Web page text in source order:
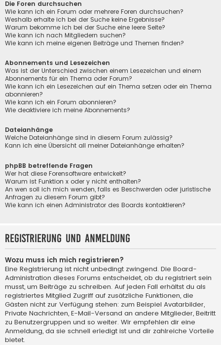
Die Foren durchsuchen
Wie kann ich ein Forum oder mehrere Foren durchsuchen?
Weshalb erhalte ich bei der Suche keine Ergebnisse?
Warum bekomme ich bei der Suche eine leere Seite?
Wie kann ich nach Mitgliedern suchen?
Wie kann ich meine eigenen Beiträge und Themen finden?
Abonnements und Lesezeichen
Was ist der Unterschied zwischen einem Lesezeichen und einem
Abonnements für ein Thema oder Forum?
Wie kann ich ein Lesezeichen auf ein Thema setzen oder ein Thema
abonnieren?
Wie kann ich ein Forum abonnieren?
Wie deaktiviere ich meine Abonnements?
Dateianhänge
Welche Dateianhänge sind in diesem Forum zulässig?
Kann ich eine Übersicht all meiner Dateianhänge erhalten?
phpBB betreffende Fragen
Wer hat diese Forensoftware entwickelt?
Warum ist Funktion x oder y nicht enthalten?
An wen soll ich mich wenden, falls es Beschwerden oder juristische
Anfragen zu diesem Forum gibt?
Wie kann ich einen Administrator des Boards kontaktieren?
Registrierung und Anmeldung
Wozu muss ich mich registrieren?
Eine Registrierung ist nicht unbedingt zwingend. Die Board-
Administration dieses Forums entscheidet, ob du registriert sein
musst, um Beiträge zu schreiben. Auf jeden Fall erhältst du als
registriertes Mitglied Zugriff auf zusätzliche Funktionen, die
Gästen nicht zur Verfügung stehen: zum Beispiel Avatarbilder,
Private Nachrichten, E-Mail-Versand an andere Mitglieder, Beitritt
zu Benutzergruppen und so weiter. Wir empfehlen dir eine
Anmeldung, da sie schnell erledigt ist und dir zahlreiche Vorteile
bietet.